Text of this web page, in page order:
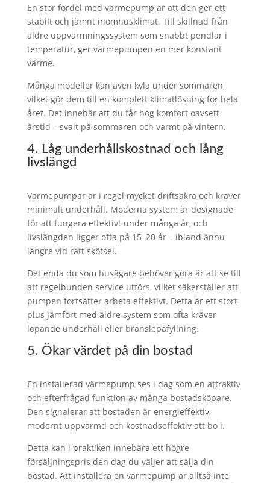
En stor fördel med värmepump är att den ger ett
stabilt och jämnt inomhusklimat. Till skillnad från
äldre uppvärmningssystem som snabbt pendlar i
temperatur, ger värmepumpen en mer konstant
värme.
Många modeller kan även kyla under sommaren,
vilket gör dem till en komplett klimatlösning för hela
året. Det innebär att du får hög komfort oavsett
årstid – svalt på sommaren och varmt på vintern.
4. Låg underhållskostnad och lång
livslängd
Värmepumpar är i regel mycket driftsäkra och kräver
minimalt underhåll. Moderna system är designade
för att fungera effektivt under många år, och
livslängden ligger ofta på 15–20 år – ibland ännu
längre vid rätt skötsel.
Det enda du som husägare behöver göra är att se till
att regelbunden service utförs, vilket säkerställer att
pumpen fortsätter arbeta effektivt. Detta är ett stort
plus jämfört med äldre system som ofta kräver
löpande underhåll eller bränslepåfyllning.
5. Ökar värdet på din bostad
En installerad värmepump ses i dag som en attraktiv
och efterfrågad funktion av många bostadsköpare.
Den signalerar att bostaden är energieffektiv,
modernt uppvärmd och kostnadseffektiv att bo i.
Detta kan i praktiken innebära ett högre
försäljningspris den dag du väljer att sälja din
bostad. Att installera en värmepump är alltså inte